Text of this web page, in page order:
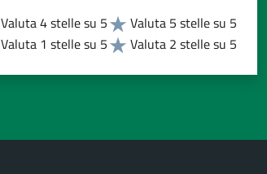
Valuta 5 stelle su 5
Valuta 4 stelle su 5
Valuta 2 stelle su 5
Valuta 1 stelle su 5